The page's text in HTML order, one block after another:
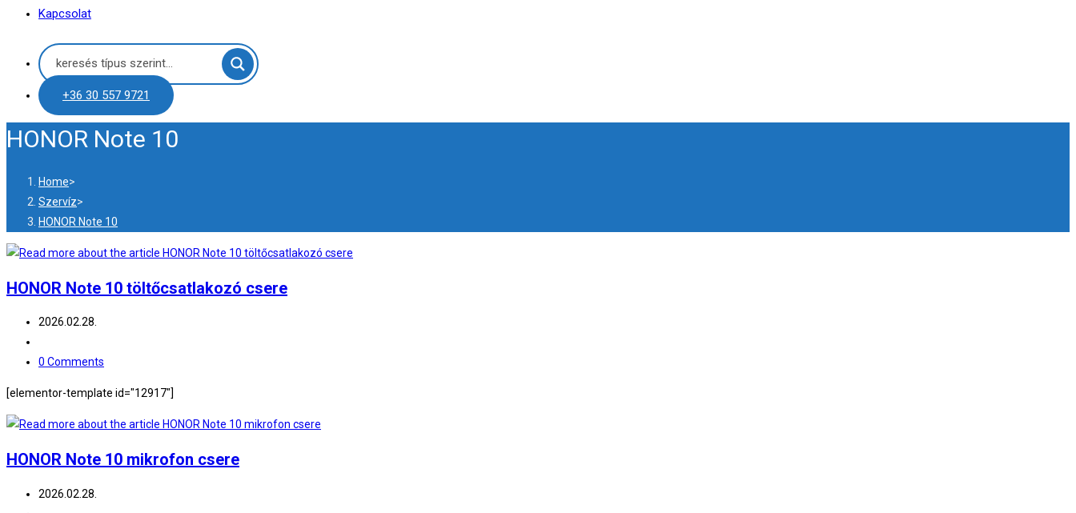
Kapcsolat
+36 30 557 9721
HONOR Note 10
Home>
Szervíz>
HONOR Note 10
HONOR Note 10 töltőcsatlakozó csere
2026.02.28.
0 Comments
[elementor-template id="12917"]
HONOR Note 10 mikrofon csere
2026.02.28.